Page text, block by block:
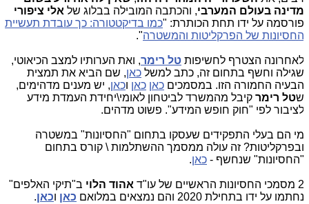
מדינה בעולם המערבי, והכתבה המובילה בבלוג שלאלי ציפורי
פורסמה על ידו תחת הכותרת: " כמו בדיקטטורה: כך עובדת תעשיית
החסיונות של הפרקליטות והמשטרה".
לאחרונה הצטרף לחשיפותטל רימר, ואת הערותיו למצב הכיאוטי,
שגילה וחשף בתחום זה, כתב למשלכאן, שם הביא את תמצית
הבעיה החמורה הזו. במסמכיםכאן כאןו כאן, יש מענים מדהימים,
שטל רימרקיבל מהמשרד לביטחון לאומי\יחידת העמדת מידע
לציבור לפי "חוק חופש המידע". פשוט מדהים.
מי הם בעלי התפקידים שעסקו בתחום "החסיונות" במשטרה
ובפרקליטות? זה עולה ממסמך ההשתלמות \ קורס בתחום
"החסיונות" שנחשף -כאן.
אהוד הלויב"תיקי האלפים"
נחתמו על ידו בתחילת 2020 והם נמצאים במלואם
כאןו כאן.